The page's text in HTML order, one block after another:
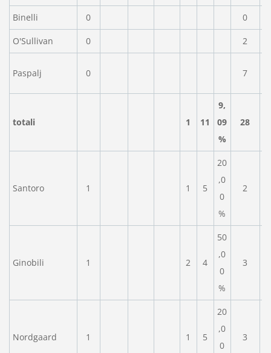
Binelli 0 0
O'Sullivan 0 2
Paspalj 0 7
totali 1 11
9,
09
%
28
Santoro 1 1 5
20
,0
0
%
2
Ginobili 1 2 4
50
,0
0
%
3
Nordgaard 1 1 5
20
,0
0
3